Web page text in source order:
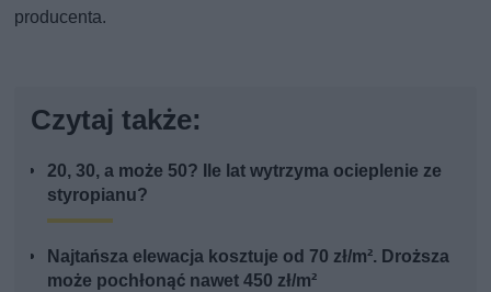
producenta.
Czytaj także:
20, 30, a może 50? Ile lat wytrzyma ocieplenie ze
styropianu?
Najtańsza elewacja kosztuje od 70 zł/m². Droższa
może pochłonąć nawet 450 zł/m²